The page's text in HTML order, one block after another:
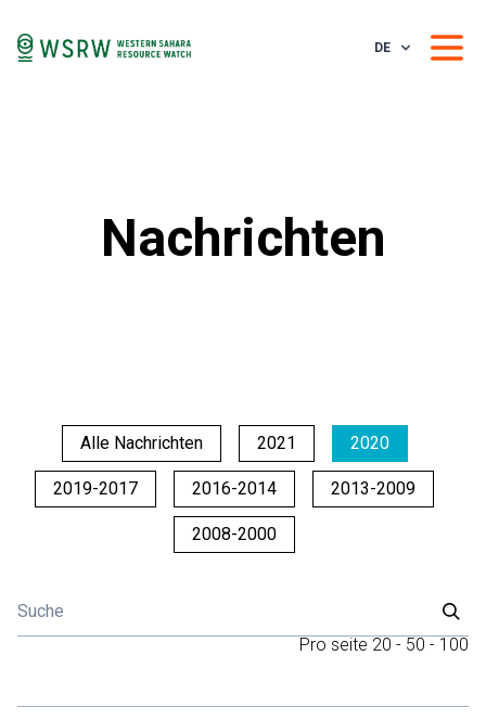
DE
Nachrichten
Alle Nachrichten 2021 2020
2019-2017 2016-2014 2013-2009
2008-2000
Pro seite 20 - 50 - 100